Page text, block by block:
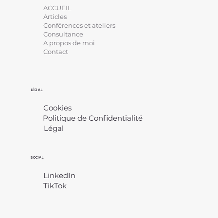
LÉGAL
Cookies
Politique de Confidentialité
Légal
SOCIAL
LinkedIn
TikTok
ACCUEIL
Articles
Conférences et ateliers
Consultance
A propos de moi
Contact